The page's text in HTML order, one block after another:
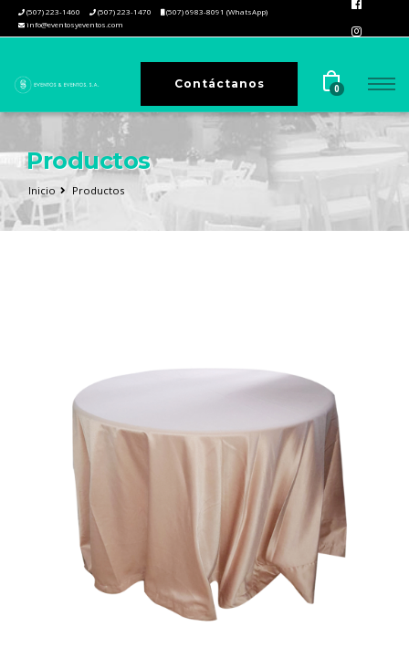
(507) 223-1460 (507) 223-1470
(507) 6983-8091 (WhatsApp)
info@eventosyeventos.com
Contáctanos 0
Productos
Inicio Productos